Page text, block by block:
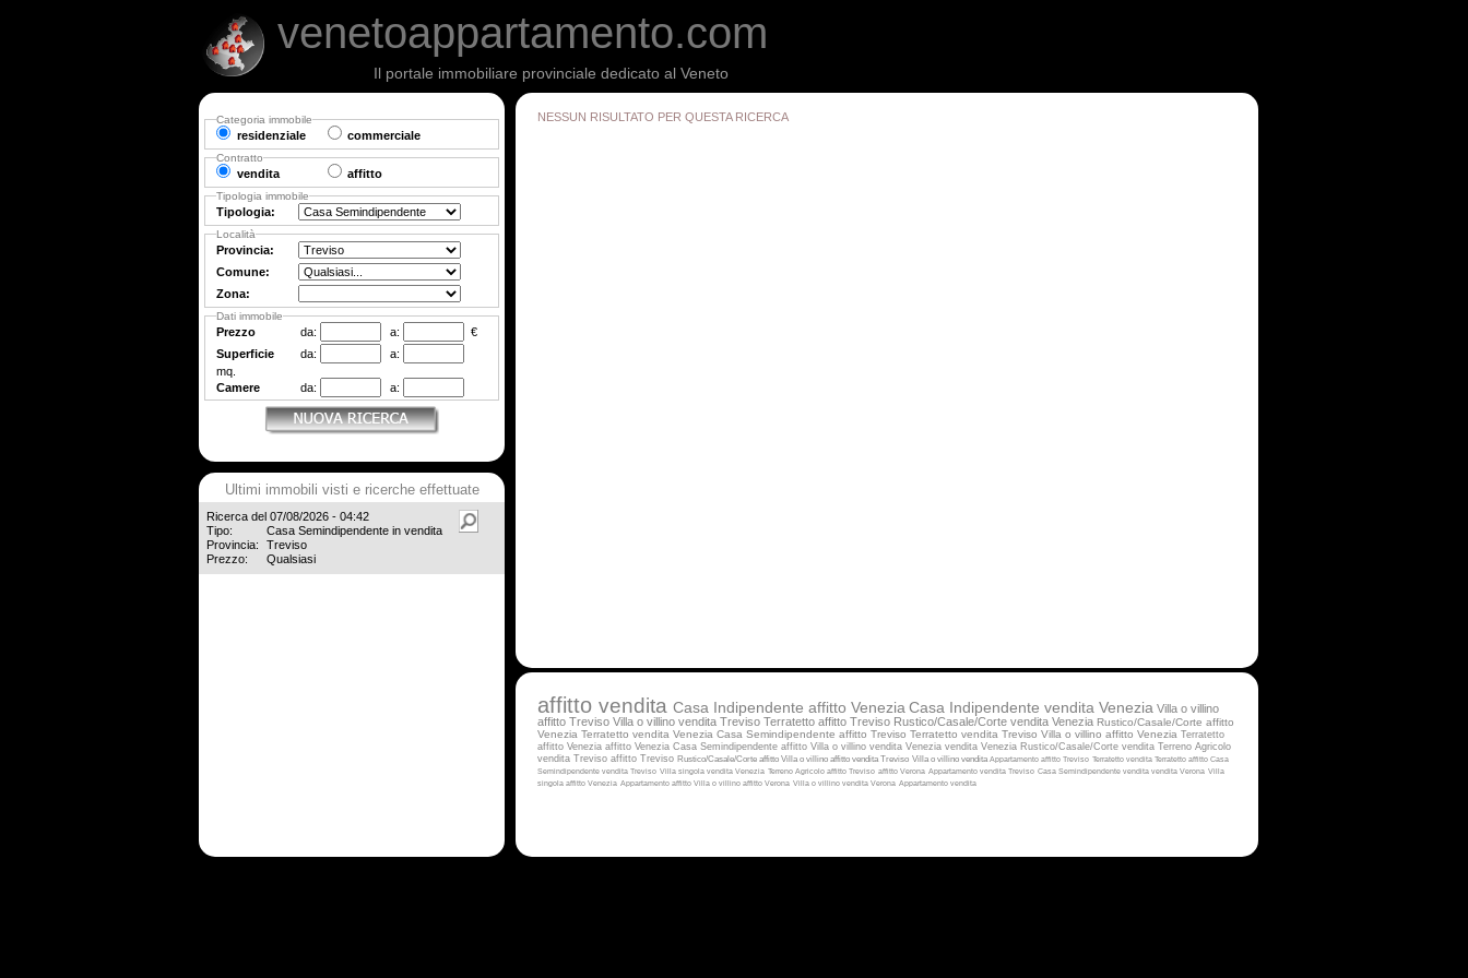
venetoappartamento.com
Il portale immobiliare provinciale dedicato al Veneto
NESSUN RISULTATO PER QUESTA RICERCA
affitto vendita Casa Indipendente affitto Venezia Casa Indipendente vendita Venezia Villa o villino
affitto Treviso Villa o villino vendita Treviso Terratetto affitto Treviso Rustico/Casale/Corte vendita Venezia Rustico/Casale/Corte affitto
Venezia Terratetto vendita Venezia Casa Semindipendente affitto Treviso Terratetto vendita Treviso Villa o villino affitto Venezia Terratetto
affitto Venezia affitto Venezia Casa Semindipendente affitto Villa o villino vendita Venezia vendita Venezia Rustico/Casale/Corte vendita Terreno Agricolo
vendita Treviso affitto Treviso Rustico/Casale/Corte affitto Villa o villino affitto vendita Treviso Villa o villino venditaAppartamento affitto Treviso Terratetto vendita Terratetto affitto Casa
Semindipendente vendita Treviso Villa singola vendita Venezia Terreno Agricolo affitto Treviso affitto Verona Appartamento vendita Treviso Casa Semindipendente vendita vendita Verona Villa
singola affitto Venezia Appartamento affitto Villa o villino affitto Verona Villa o villino vendita Verona Appartamento vendita
Categoria immobile
residenziale commerciale
Contratto
vendita affitto
Tipologia immobile
Tipologia:
Località
Provincia:
Comune:
Zona:
Dati immobile
Prezzo da: a:
€
Superficie
da:
a:
mq.
Camere
da: a:
Ultimi immobili visti e ricerche effettuate
Ricerca del 07/08/2026 - 04:42
Tipo:
Casa Semindipendente in vendita
Provincia:
Treviso
Prezzo:
Qualsiasi